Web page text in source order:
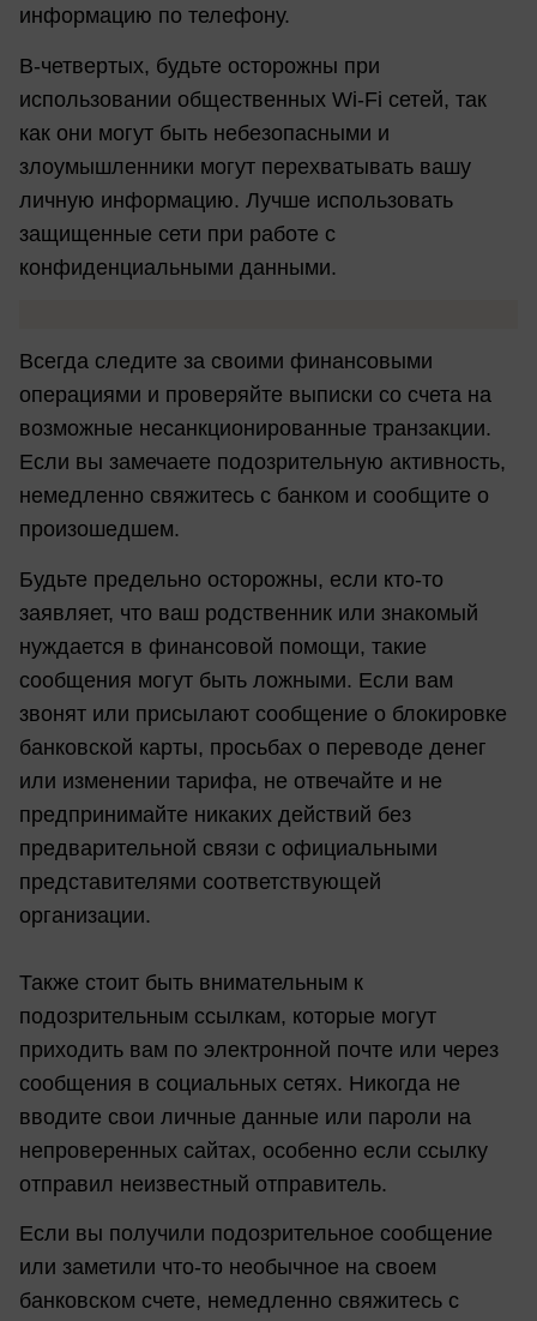
информацию по телефону.
В-четвертых, будьте осторожны при
использовании общественных Wi-Fi сетей, так
как они могут быть небезопасными и
злоумышленники могут перехватывать вашу
личную информацию. Лучше использовать
защищенные сети при работе с
конфиденциальными данными.
Всегда следите за своими финансовыми
операциями и проверяйте выписки со счета на
возможные несанкционированные транзакции.
Если вы замечаете подозрительную активность,
немедленно свяжитесь с банком и сообщите о
произошедшем.
Будьте предельно осторожны, если кто-то
заявляет, что ваш родственник или знакомый
нуждается в финансовой помощи, такие
сообщения могут быть ложными. Если вам
звонят или присылают сообщение о блокировке
банковской карты, просьбах о переводе денег
или изменении тарифа, не отвечайте и не
предпринимайте никаких действий без
предварительной связи с официальными
представителями соответствующей
организации.
Также стоит быть внимательным к
подозрительным ссылкам, которые могут
приходить вам по электронной почте или через
сообщения в социальных сетях. Никогда не
вводите свои личные данные или пароли на
непроверенных сайтах, особенно если ссылку
отправил неизвестный отправитель.
Если вы получили подозрительное сообщение
или заметили что-то необычное на своем
банковском счете, немедленно свяжитесь с